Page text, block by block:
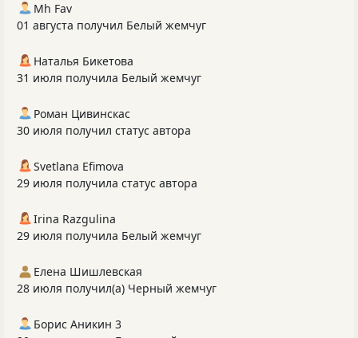
Mh Fav
01 августа получил Белый жемчуг
Наталья Бикетова
31 июля получила Белый жемчуг
Роман Цивинскас
30 июля получил статус автора
Svetlana Efimova
29 июля получила статус автора
Irina Razgulina
29 июля получила Белый жемчуг
Елена Шишлевская
28 июля получил(а) Черный жемчуг
Борис Аникин 3